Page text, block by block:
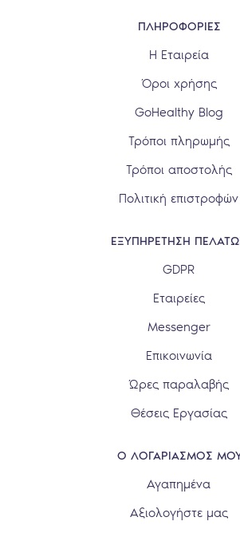
ΠΛΗΡΟΦΟΡΙΕΣ
Η Εταιρεία
Όροι χρήσης
GoHealthy Blog
Τρόποι πληρωμής
Τρόποι αποστολής
Πολιτική επιστροφών
ΕΞΥΠΗΡΕΤΗΣΗ
GDPR
Εταιρείες
Messenger
Επικοινωνία
Ώρες παραλαβής
Θέσεις Εργασίας
Ο ΛΟΓΑΡΙΑΣΜΟΣ
Αγαπημένα
Αξιολογήστε μας